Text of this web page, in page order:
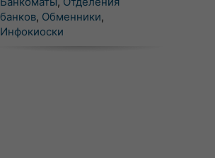
банков, Обменники,
Инфокиоски